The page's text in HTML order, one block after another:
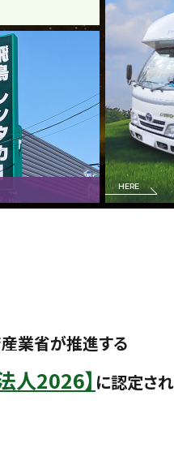
HERE
業省が推進する
人2026】 に認定さ